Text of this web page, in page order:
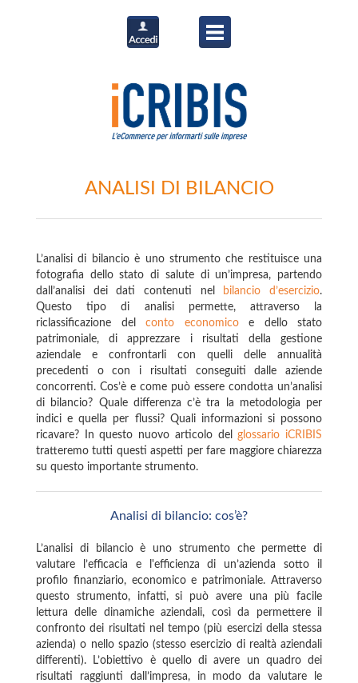
ANALISI DI BILANCIO
L’analisi di bilancio è uno strumento che restituisce una
fotografia dello stato di salute di un’impresa, partendo
dall’analisi dei dati contenuti nel
bilancio d’esercizio.
Questo tipo di analisi permette, attraverso la
riclassificazione del conto economicoe dello stato
patrimoniale, di apprezzare i risultati della gestione
aziendale e confrontarli con quelli delle annualità
precedenti o con i risultati conseguiti dalle aziende
concorrenti. Cos’è e come può essere condotta un’analisi
di bilancio? Quale differenza c’è tra la metodologia per
indici e quella per flussi? Quali informazioni si possono
ricavare? In questo nuovo articolo delglossario iCRIBIS
tratteremo tutti questi aspetti per fare maggiore chiarezza
su questo importante strumento.
Analisi di bilancio: cos’è?
L’analisi di bilancio è uno strumento che permette di
valutare l’efficacia e l'efficienza di un’azienda sotto il
profilo finanziario, economico e patrimoniale. Attraverso
questo strumento, infatti, si può avere una più facile
lettura delle dinamiche aziendali, così da permettere il
confronto dei risultati nel tempo (più esercizi della stessa
azienda) o nello spazio (stesso esercizio di realtà aziendali
differenti). L’obiettivo è quello di avere un quadro dei
risultati raggiunti dall’impresa, in modo da valutare le